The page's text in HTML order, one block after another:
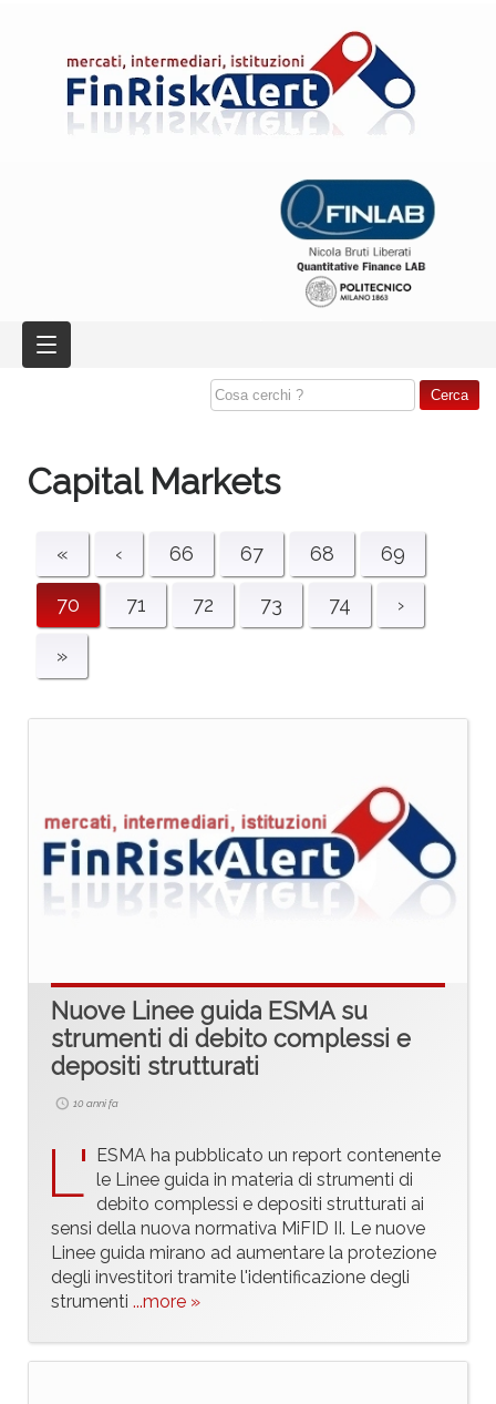
Capital Markets
« ‹ 66 67 68 69
70 71 72 73 74 ›
»
Nuove Linee guida ESMA su
strumenti di debito complessi e
depositi strutturati
10 anni fa
L' ESMA ha pubblicato un report contenente
le Linee guida in materia di strumenti di
debito complessi e depositi strutturati ai
sensi della nuova normativa MiFID II. Le nuove
Linee guida mirano ad aumentare la protezione
degli investitori tramite l'identificazione degli
strumenti ...more »